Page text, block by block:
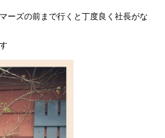
ーズの前まで行くと丁度良く社長がな